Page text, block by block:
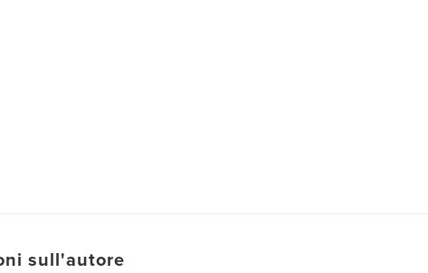
sull'autore